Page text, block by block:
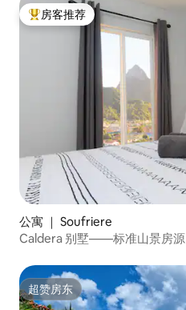
热门「房客推荐」
房客推荐
公寓 ｜ Soufriere
Caldera 别墅——标准山景房源
超赞房东
超赞房东